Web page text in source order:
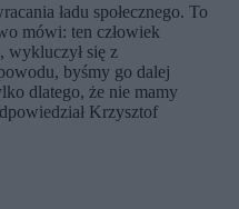
ładu społecznego. To
mówi: ten człowiek
wykluczył się z
byśmy go dalej
dlatego, że nie mamy
Krzysztof